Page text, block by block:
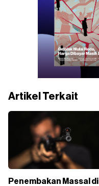
Artikel Terkait
Penembakan Massal di